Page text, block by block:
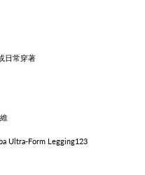
日常穿著
Ultra-Form Legging123